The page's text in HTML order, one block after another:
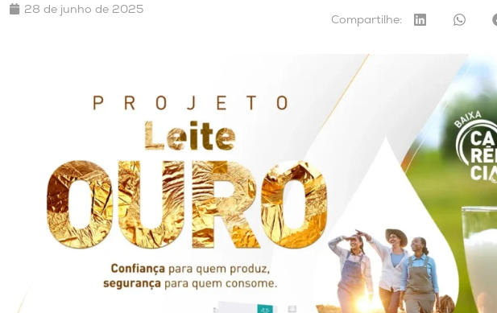
28 de junho de 2025
Compartilhe: